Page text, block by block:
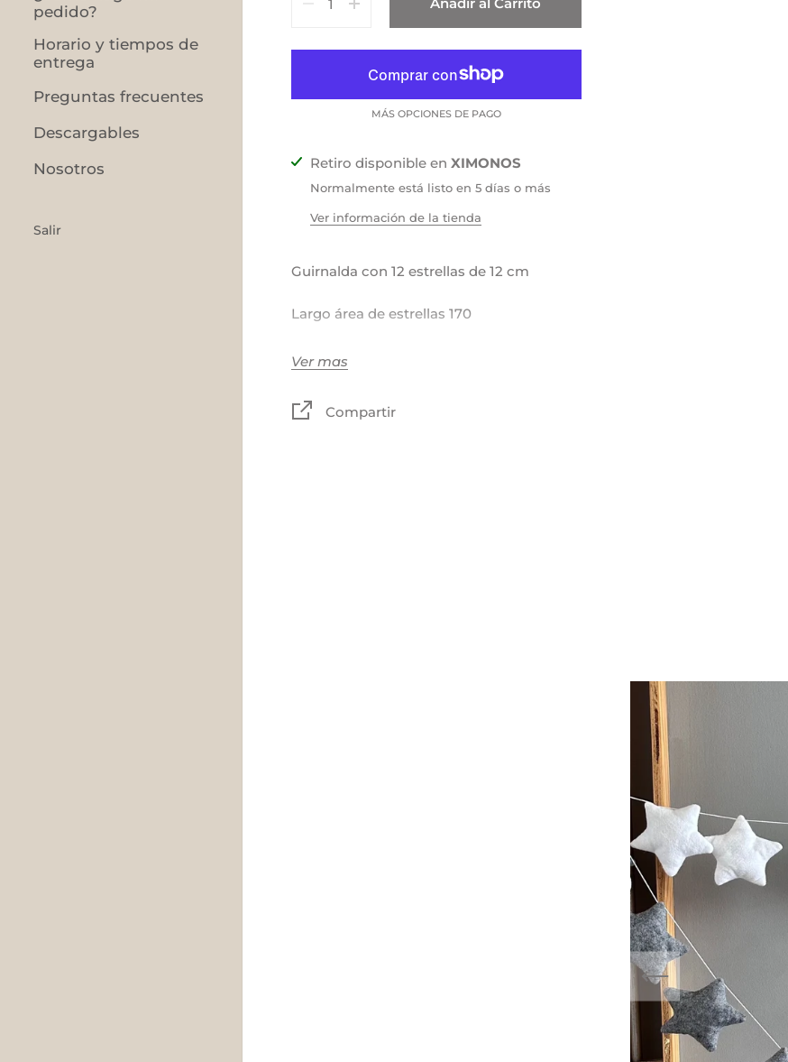
pedido?
Horario y tiempos de
entrega
Preguntas frecuentes
Descargables
Nosotros
Salir
MÁS OPCIONES DE PAGO
Retiro disponible en XIMONOS
Normalmente está listo en 5 días o más
Ver información de la tienda
Guirnalda con 12 estrellas de 12 cm
Largo área de estrellas 170
Largo total 270 cm
Colores: gris / blanco / mostaza
Ver mas
Compartir